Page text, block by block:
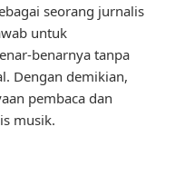
seorang jurnalis
untuk
benarnya tanpa
Dengan demikian,
pembaca dan
musik.